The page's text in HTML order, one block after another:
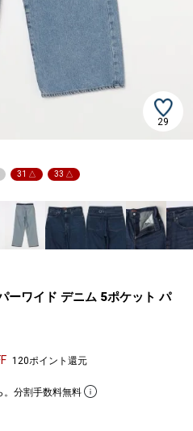
29
31 △ 33 △
ーワイド デニム 5ポケット パ
120ポイント還元
。分割手数料無料